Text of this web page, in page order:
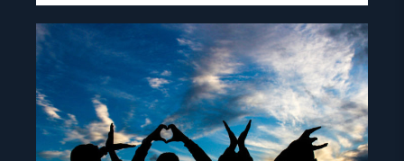
Read
article
"Medlemmer
av
NGO-
forum"